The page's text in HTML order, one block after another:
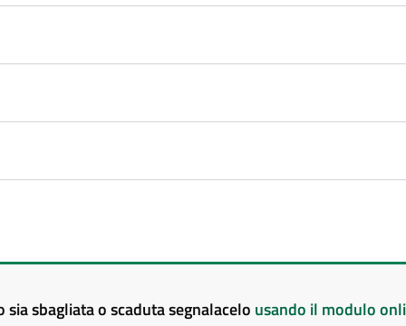
sbagliata o scaduta segnalacelo usando il modulo